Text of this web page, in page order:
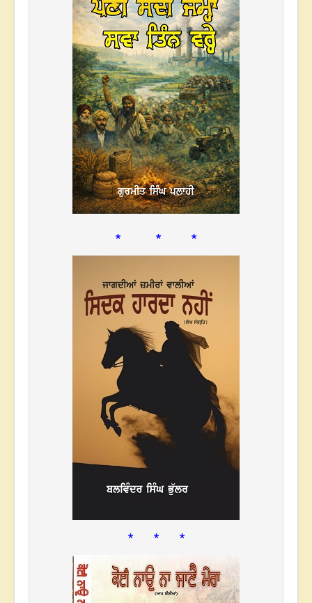
* * *
* * *